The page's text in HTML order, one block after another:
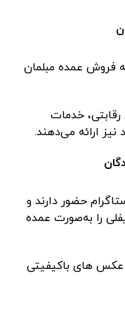
فروش عمده مبلمان
خدمات
ارائه می‌دهند.
حضور دارند و
را به‌صورت عمده
عکس های باکیفیتی